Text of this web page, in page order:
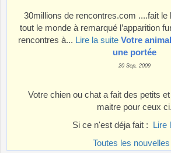
30millions de rencontres.com ....fait
tout le monde à remarqué l’apparition
rencontres à... Lire la suite Votre
une portée
20 Sep, 2009
Votre chien ou chat a fait des petits
maitre pour ceux ci.
Si ce n'est déja fait : Lire
Toutes les nouvelles